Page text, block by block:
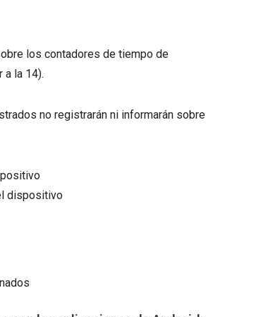
los contadores de tiempo de
la 14).
no registrarán ni informarán sobre
dispositivo